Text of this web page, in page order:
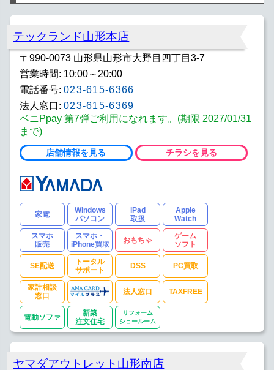
テックランド山形本店
〒990-0073 山形県山形市大野目四丁目3-7
営業時間: 10:00～20:00
電話番号: 023-615-6366
法人窓口: 023-615-6369
ベニPpay 第7弾ご利用になれます。(期限 2027/01/31
まで)
店舗情報を見る チラシを見る
家電
Windows
パソコン
iPad
取扱
Apple
Watch
スマホ
販売
スマホ・
iPhone買取
おもちゃ
ゲーム
ソフト
SE配送
トータル
サポート
DSS PC買取
家計相談
窓口
法人窓口 TAXFREE
電動ソファ
新築
注文住宅
リフォーム
ショールーム
ヤマダアウトレット山形南店